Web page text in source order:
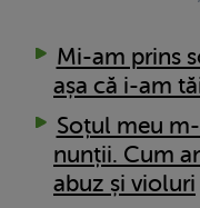
Mi-am prins
așa că i-am
Soțul meu
nunții. Cum
abuz și violuri